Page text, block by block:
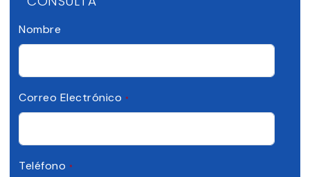
Nombre
Correo Electrónico *
Teléfono *